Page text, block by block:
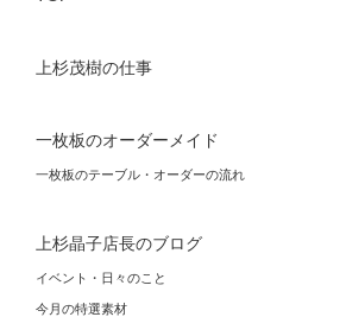
上杉茂樹の仕事
一枚板のオーダーメイド
一枚板のテーブル・オーダーの流れ
上杉晶子店長のブログ
イベント・日々のこと
今月の特選素材